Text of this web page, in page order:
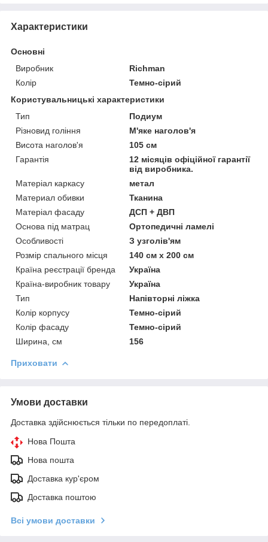
Характеристики
Основні
Виробник
Richman
Колір
Темно-сірий
Користувальницькі характеристики
Тип
Подиум
Різновид гоління
М'яке наголов'я
Висота наголов'я
105 см
Гарантія
12 місяців офіційної гарантії
від виробника.
Матеріал каркасу
метал
Материал обивки
Тканина
Матеріал фасаду
ДСП + ДВП
Основа під матрац
Ортопедичні ламелі
Особливості
З узголів'ям
Розмір спального місця
140 см х 200 см
Країна реєстрації бренда
Україна
Країна-виробник товару
Україна
Тип
Напівторні ліжка
Колір корпусу
Темно-сірий
Колір фасаду
Темно-сірий
Ширина, см
156
Приховати
Умови доставки
Доставка здійснюється тільки по передоплаті.
Нова Пошта
Нова пошта
Доставка кур'єром
Доставка поштою
Всі умови доставки